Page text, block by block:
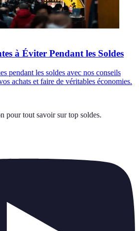
à Éviter Pendant les Soldes
pendant les soldes avec nos conseils
achats et faire de véritables économies.
pour tout savoir sur top soldes.